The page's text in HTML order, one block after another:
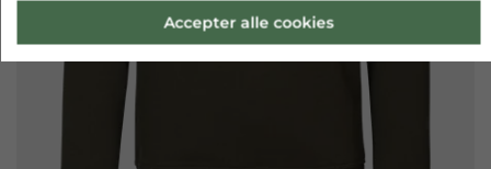
Accepter alle cookies